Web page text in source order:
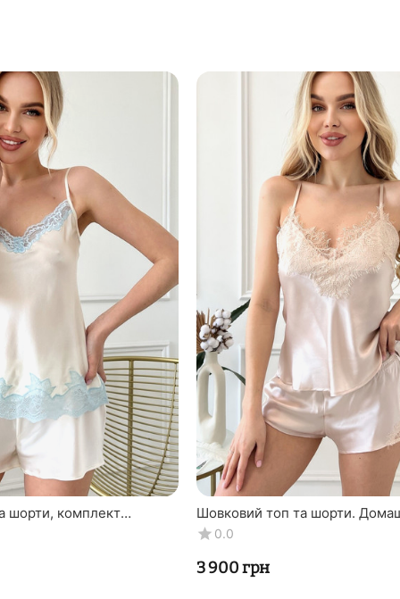
шорти, комплект
Шовковий топ та шорти.
"Пула" бежевий. TM "Silk Kiss".
Натуральний 100% ...
0.0
‍3 900‍грн